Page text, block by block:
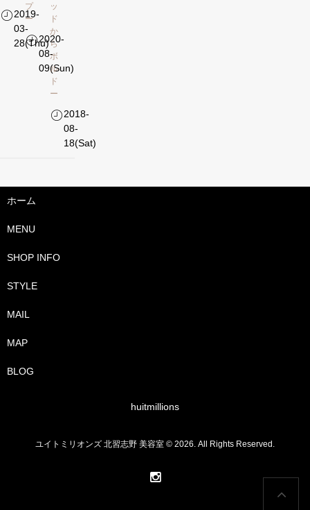
2019-
03-
28(Thu)
プ
ー
2020-
08-
09(Sun)
ッ
ド
か
ら
ボ
ル
ド
ー
2018-
08-
18(Sat)
ホーム
MENU
SHOP INFO
STYLE
MAIL
MAP
BLOG
huitmillions
ユイトミリオンズ 北習志野 美容室 © 2026. All Rights Reserved.